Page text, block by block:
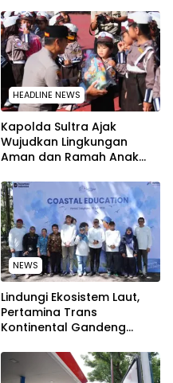
HEADLINE NEWS
Kapolda Sultra Ajak
Wujudkan Lingkungan
Aman dan Ramah Anak
Nasional 2026
NEWS
Lindungi Ekosistem Laut,
Pertamina Trans
Kontinental Gandeng
Kebersihan Pantai di
Bitung, Sulawesi